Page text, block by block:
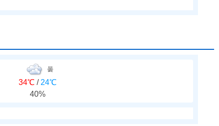
曇
34℃ / 24℃
40%